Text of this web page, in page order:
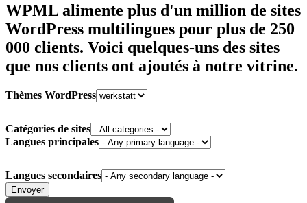
WPML alimente plus d'un million de sites
WordPress multilingues pour plus de 250
000 clients. Voici quelques-uns des sites
que nos clients ont ajoutés à notre vitrine.
Thèmes WordPress
Catégories de sites
Langues principales
Langues secondaires